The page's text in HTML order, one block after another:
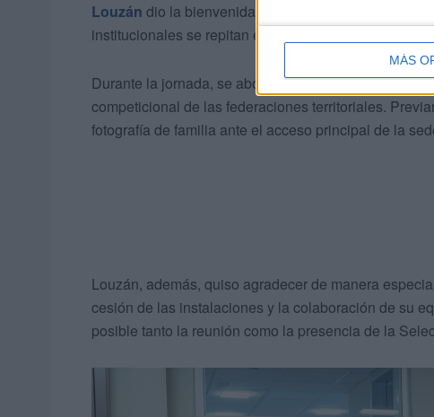
MÁS
Louzán dio la bienvenida a los dirigentes presentes,
institucionales se repitan en las distintas ciudades
Durante la jornada, se abordaron diversos asuntos
competicional de las federaciones territoriales.
fotografía de familia ante el acceso principal de la
Louzán, además, quiso agradecer de manera
cesión de las instalaciones y la colaboración de su
posible tanto la reunión como la presencia de la